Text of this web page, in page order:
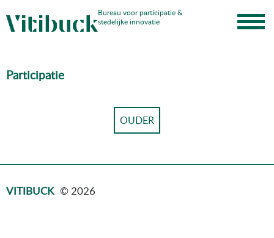
to
Bureau voor participatie &
stedelijke innovatie
Participatie
OUDER
VITIBUCK © 2026